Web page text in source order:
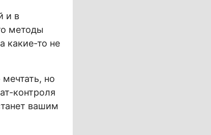
и в
методы
какие-то не
но
контроля
вашим